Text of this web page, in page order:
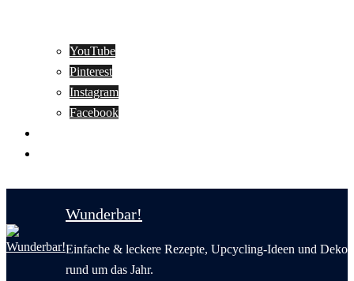
YouTube
Pinterest
Instagram
Facebook
Wunderbar!
Einfache & leckere Rezepte, Upcycling-Ideen und Deko
rund um das Jahr.